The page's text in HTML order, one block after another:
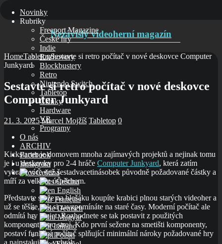
Nezávislý videoherní magazín
Novinky
Rubriky
Freeport Magazine
České hry
Indie
Rozhovory
Blockbustery
Retro
Nintendo Switch
Tabletop
Články
Hardware
VR
Programy
O nás
ARCHIV
Facebook
Instagram
Čeština‎
Čeština‎
English
Français
Deutsch
Magyar
Italiano
Polski
HomeTabletopSestavte si retro počítač v nové deskovce Computer
Junkyard
Sestavte si retro počítač v nové deskovce
Computer Junkyard
21. 3. 2025 Marcel Mojžíš Tabletop 0
Kickstarter je domovem mnoha zajímavých projektů a nejinak tomu
je i u deskovky pro 2-4 hráče Computer Junkyard, která zatím
vybrala více než šestadvacetinásobek původně požadované částky a
míří za velkým úspěchem.
Představte si, že na blešáku koupíte krabici plnou starých videoher a
už se těšíte, jak si zavzpomínáte na staré časy. Moderní počítač ale
odmítá hry rozjet. Rozhodnete se tak postavit z použitých
komponent retro stroj. Kdo první sežene na smetišti komponenty,
postaví funkční počítač splňující minimální nároky požadované hry
a nainstaluje ji, vyhrál.